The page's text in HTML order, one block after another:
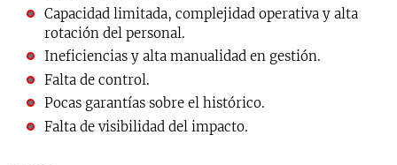
Capacidad limitada, complejidad operativa y alta
rotación del personal.
Ineficiencias y alta manualidad en gestión.
Falta de control.
Pocas garantías sobre el histórico.
Falta de visibilidad del impacto.